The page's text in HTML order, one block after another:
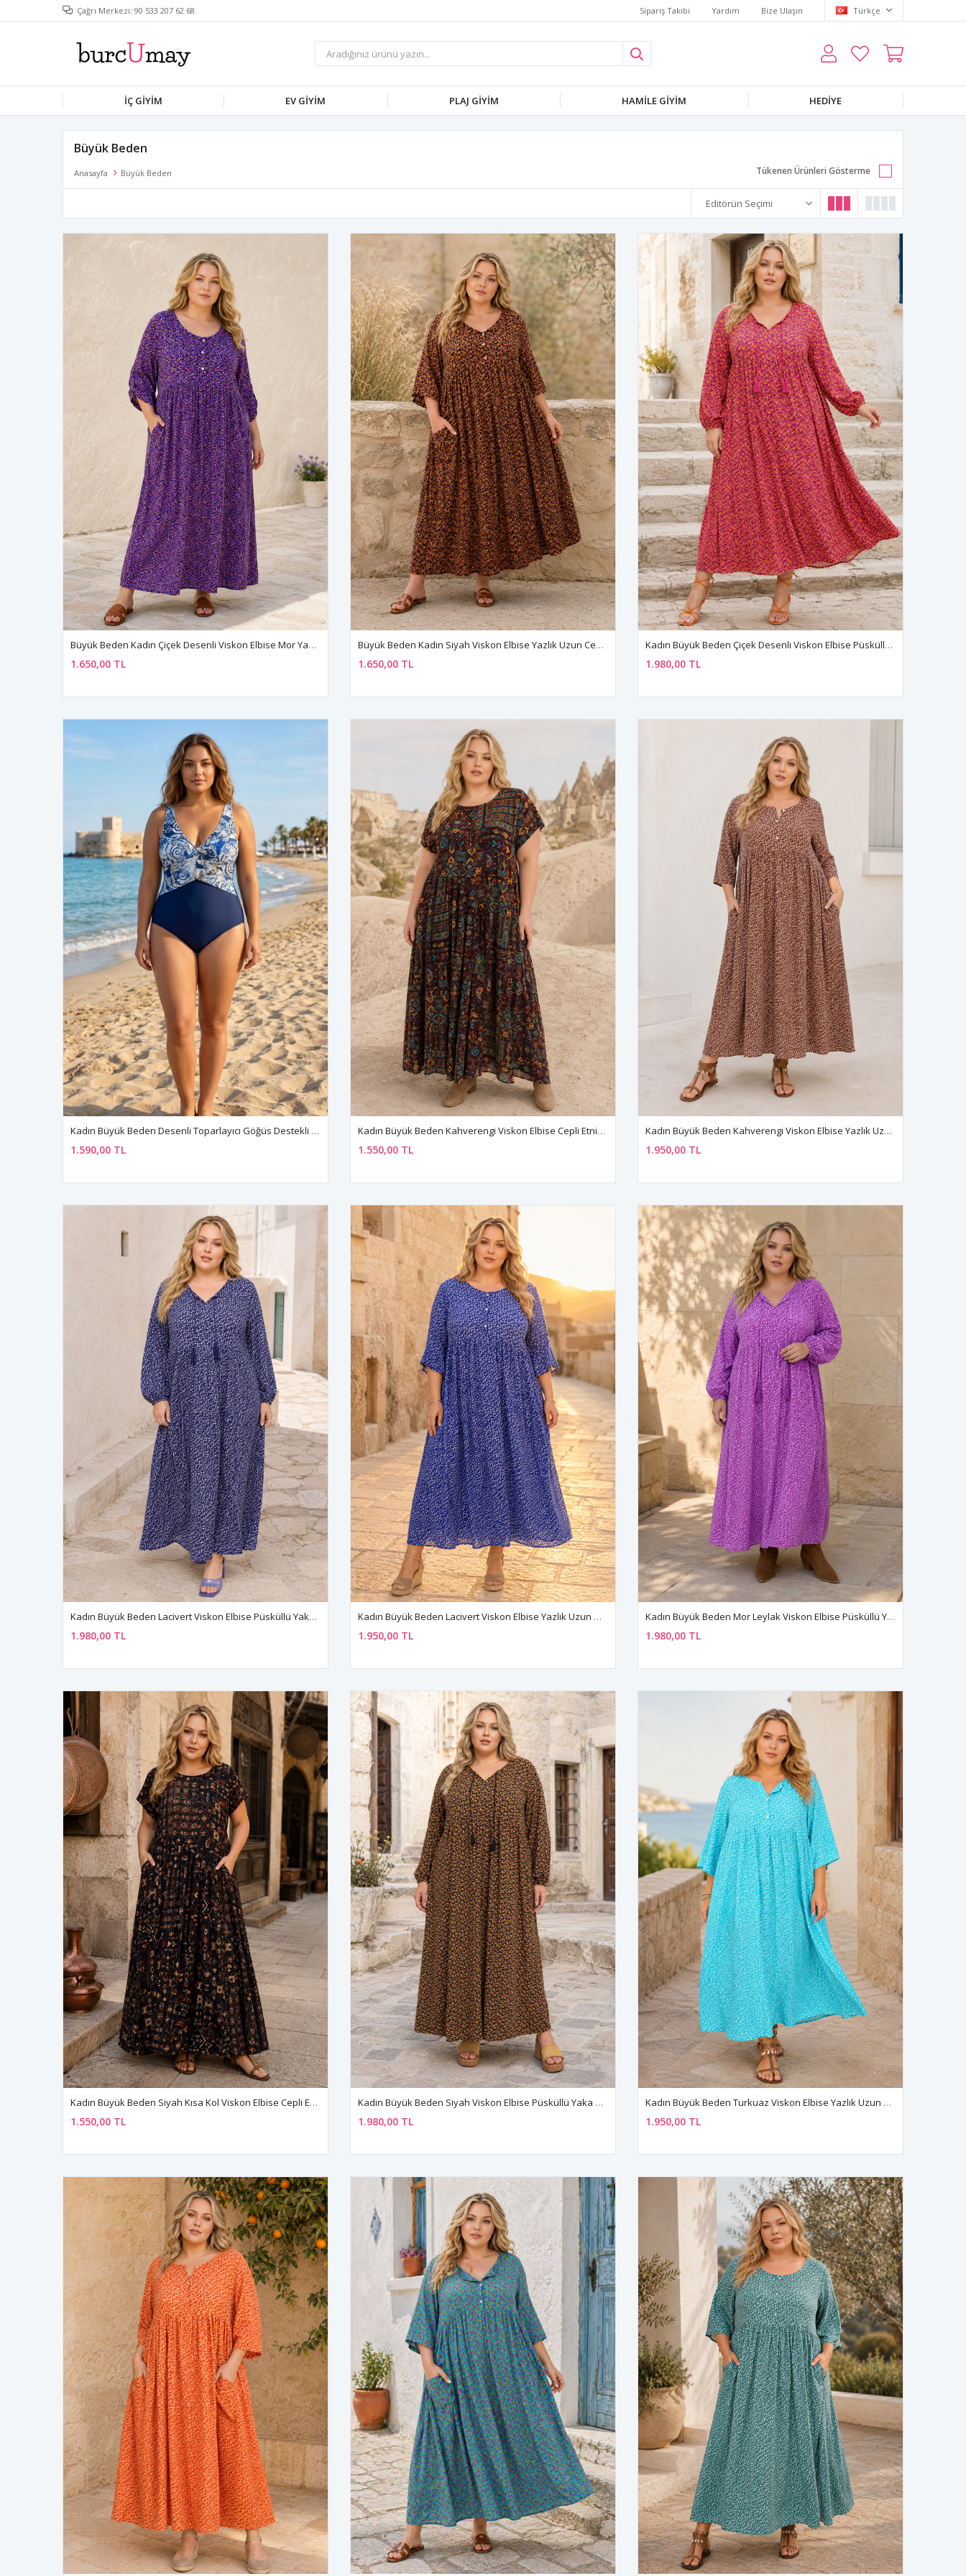
Çağrı Merkezi: 90 533 207 62 68 Sipariş Takibi Yardım Bize Ulaşın Türkçe
İÇ GIYIM EV GIYIM PLAJ GIYIM HAMILE GIYIM HEDIYE
Büyük Beden
Anasayfa Büyük Beden Tükenen Ürünleri Gösterme
Büyük Beden Kadın Çiçek Desenli Viskon Elbise Mor Yazlık Uzun Cepli Model
1.650,00 TL
Büyük Beden Kadın Siyah Viskon Elbise Yazlık Uzun Cepli Çiçek Desenli Rahat Kesim
1.650,00 TL
Kadın Büyük Beden Çiçek Desenli Viskon Elbise Püsküllü Yaka Yazlık Uzun
1.980,00 TL
Kadın Büyük Beden Desenli Toparlayıcı Göğüs Destekli Mayo
1.590,00 TL
Kadın Büyük Beden Kahverengi Viskon Elbise Cepli Etnik Desenli Yazlık Uzun Boho Model
1.550,00 TL
Kadın Büyük Beden Kahverengi Viskon Elbise Yazlık Uzun Düğmeli Cepli Çıtır Çiçek Desenli
1.950,00 TL
Kadın Büyük Beden Lacivert Viskon Elbise Püsküllü Yaka Yazlık Uzun Kollu Çıtır Çiçek Desenli
1.980,00 TL
Kadın Büyük Beden Lacivert Viskon Elbise Yazlık Uzun Düğmeli Cepli Çıtır Çiçek Desenli
1.950,00 TL
Kadın Büyük Beden Mor Leylak Viskon Elbise Püsküllü Yaka Yazlık Uzun Kollu Çıtır Çiçek Desenli
1.980,00 TL
Kadın Büyük Beden Siyah Kısa Kol Viskon Elbise Cepli Etnik Desenli Yazlık Uzun Boho Model
1.550,00 TL
Kadın Büyük Beden Siyah Viskon Elbise Püsküllü Yaka Yazlık Uzun Kollu Çiçek Desenli
1.980,00 TL
Kadın Büyük Beden Turkuaz Viskon Elbise Yazlık Uzun Düğmeli Cepli Çıtır Çiçek Desenli
1.950,00 TL